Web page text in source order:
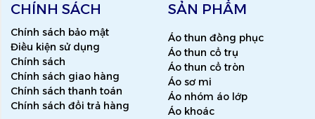
CHÍNH SÁCH
Chính sách bảo mật
Điều kiện sử dụng
Chính sách
Chính sách giao hàng
Chính sách thanh toán
Chính sách đổi trả hàng
SẢN PHẨM
Áo thun đồng phục
Áo thun cổ trụ
Áo thun cổ tròn
Áo sơ mi
Áo nhóm áo lớp
Áo khoác